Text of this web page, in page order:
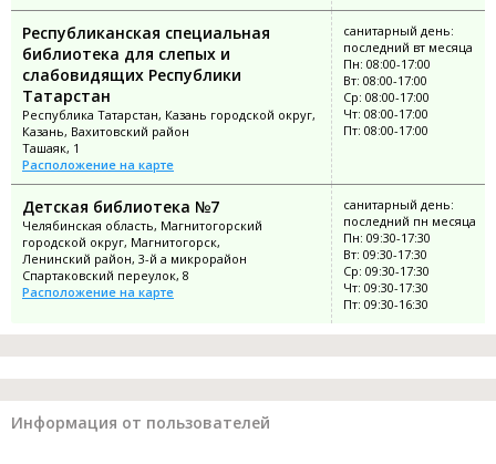
Республиканская специальная
библиотека для слепых и
слабовидящих Республики
Татарстан
Республика Татарстан, Казань городской округ,
Казань, Вахитовский район
Ташаяк, 1
Расположение на карте
санитарный день:
последний вт месяца
Пн: 08:00-17:00
Вт: 08:00-17:00
Ср: 08:00-17:00
Чт: 08:00-17:00
Пт: 08:00-17:00
Детская библиотека №7
Челябинская область, Магнитогорский
городской округ, Магнитогорск,
Ленинский район, 3-й а микрорайон
Спартаковский переулок, 8
Расположение на карте
санитарный день:
последний пн месяца
Пн: 09:30-17:30
Вт: 09:30-17:30
Ср: 09:30-17:30
Чт: 09:30-17:30
Пт: 09:30-16:30
Информация от пользователей